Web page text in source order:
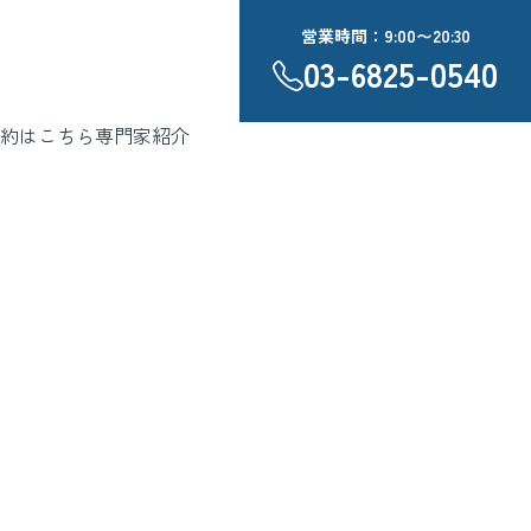
はこちら専門家紹介
営業時間：9:00〜20:30
03-6825-0540